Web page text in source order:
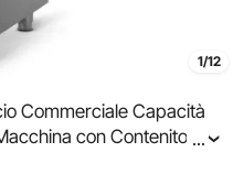
1/12
Commerciale Capacità
con Contenitore
Schermo a Tocco
...